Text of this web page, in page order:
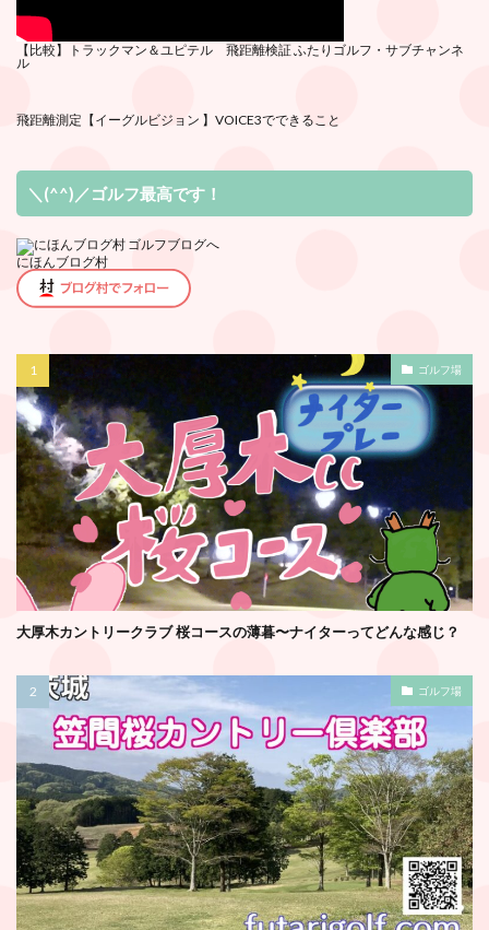
【比較】トラックマン＆ユピテル 飛距離検証ふたりゴルフ・サブチ ャンネ
ル
飛距離測定 【イーグルビジョン 】VOICE3でできること
＼(^^)／ゴルフ最高です！
にほんブログ村
ゴルフ場
大厚木カントリークラブ 桜コースの薄暮〜ナイターってどんな感じ？
ゴルフ場